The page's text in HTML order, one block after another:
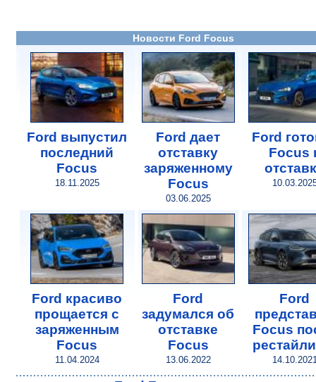
Новости Ford Focus
Ford выпустил
последний
Focus
18.11.2025
Ford дает
отставку
заряженному
Focus
03.06.2025
Ford
Focus
Ford красиво
прощается с
заряженным
Focus
11.04.2024
Ford
задумался об
отставке
Focus
13.06.2022
Ford
Focus